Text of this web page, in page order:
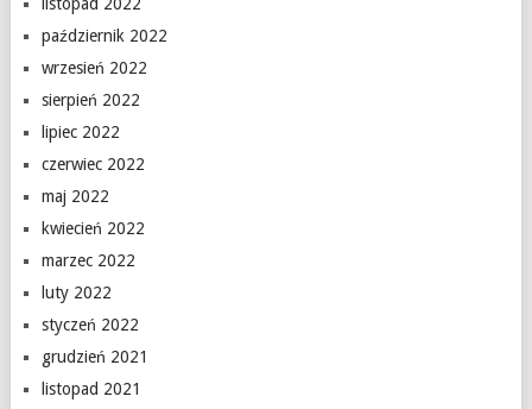
październik 2022
wrzesień 2022
sierpień 2022
lipiec 2022
czerwiec 2022
maj 2022
kwiecień 2022
marzec 2022
luty 2022
styczeń 2022
grudzień 2021
listopad 2021